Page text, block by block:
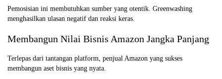
Pemosisian ini membutuhkan sumber yang otentik. Greenwashing
menghasilkan ulasan negatif dan reaksi keras.
Membangun Nilai Bisnis Amazon Jangka Panjang
Terlepas dari tantangan platform, penjual Amazon yang sukses
membangun aset bisnis yang nyata.